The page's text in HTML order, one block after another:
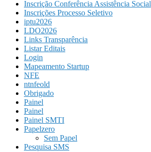
Inscrição Conferência Assistência Social
Inscrições Processo Seletivo
iptu2026
LDO2026
Links Transparência
Listar Editais
Login
Mapeamento Startup
NFE
ntnfeold
Obrigado
Painel
Painel
Painel SMTI
Papelzero
Sem Papel
Pesquisa SMS